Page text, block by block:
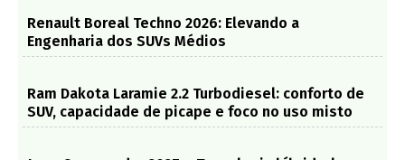
Renault Boreal Techno 2026: Elevando a
Engenharia dos SUVs Médios
Ram Dakota Laramie 2.2 Turbodiesel: conforto de
SUV, capacidade de picape e foco no uso misto